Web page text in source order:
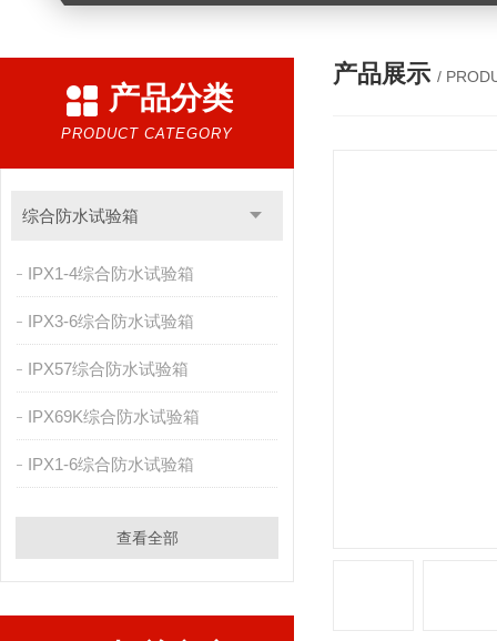
产品分类
PRODUCT CATEGORY
综合防水试验箱
IPX1-4综合防水试验箱
IPX3-6综合防水试验箱
IPX57综合防水试验箱
IPX69K综合防水试验箱
IPX1-6综合防水试验箱
查看全部
产品展示 /